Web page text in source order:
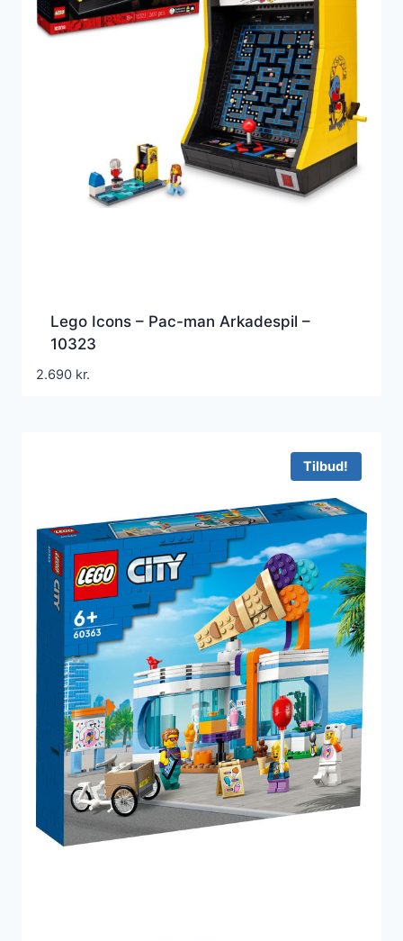
Lego Icons – Pac-man Arkadespil –
10323
2.690 kr.
Tilbud!